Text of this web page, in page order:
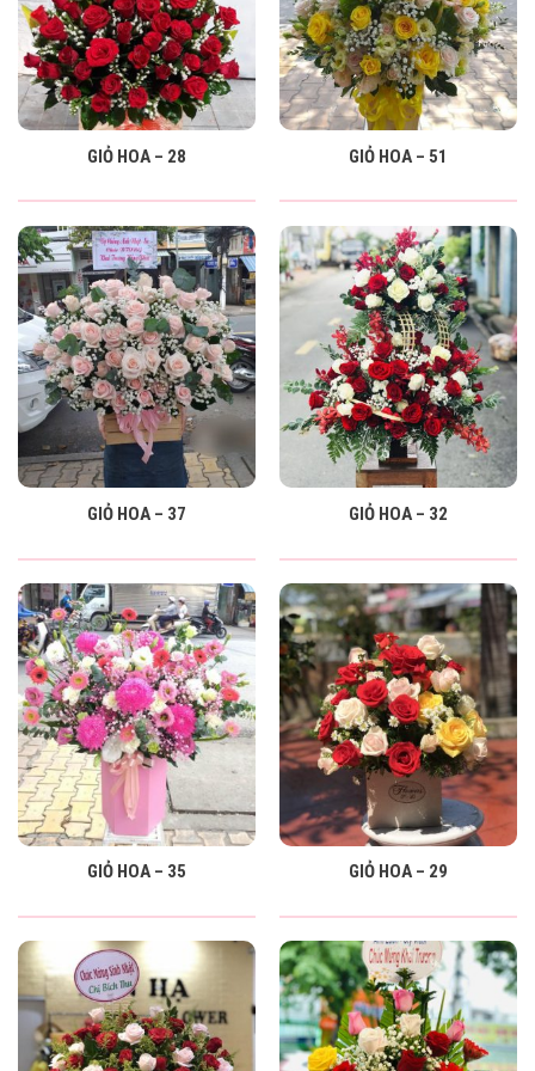
GIỎ HOA – 28 GIỎ HOA – 51
GIỎ HOA – 37 GIỎ HOA – 32
GIỎ HOA – 35 GIỎ HOA – 29